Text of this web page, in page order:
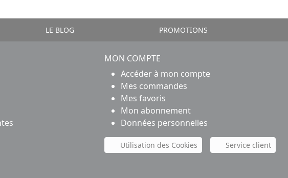
LE BLOG PROMOTIONS
MON COMPTE
Accéder à mon compte
Mes commandes
Mes favoris
Mon abonnement
Données personnelles
Utilisation des Cookies Service client